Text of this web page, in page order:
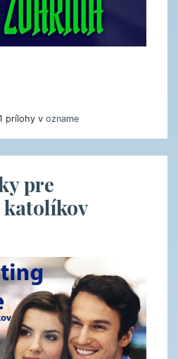
prílohy v ozname
pre
katolíkov